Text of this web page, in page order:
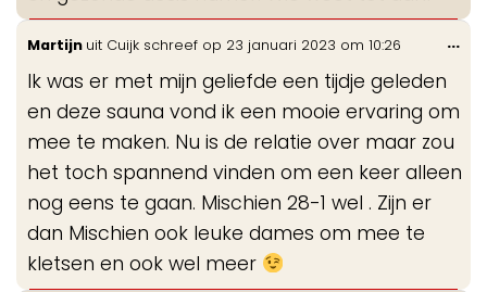
Martijn uit Cuijk schreef op 23 januari 2023 om 10:26
Ik was er met mijn geliefde een tijdje geleden
en deze sauna vond ik een mooie ervaring om
mee te maken. Nu is de relatie over maar zou
het toch spannend vinden om een keer alleen
nog eens te gaan. Mischien 28-1 wel . Zijn er
dan Mischien ook leuke dames om mee te
kletsen en ook wel meer
...